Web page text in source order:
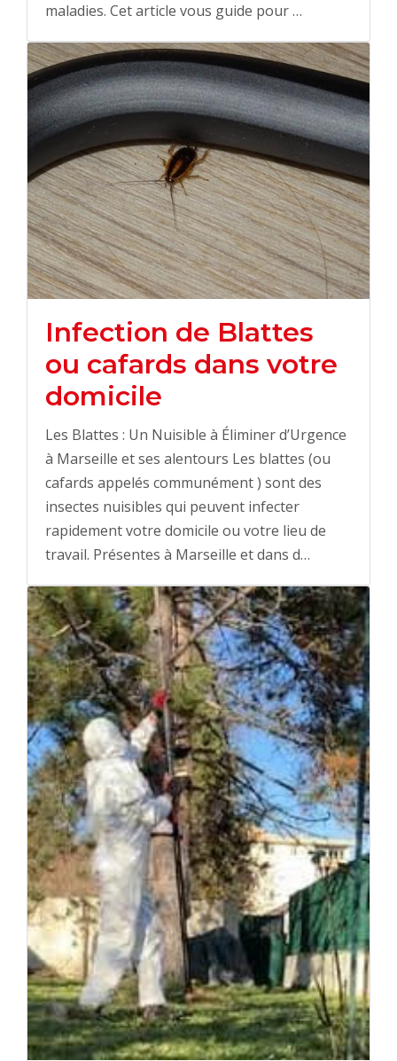
maladies. Cet article vous guide pour …
Infection de Blattes
ou cafards dans votre
domicile
Les Blattes : Un Nuisible à Éliminer d’Urgence
à Marseille et ses alentours Les blattes (ou
cafards appelés communément ) sont des
insectes nuisibles qui peuvent infecter
rapidement votre domicile ou votre lieu de
travail. Présentes à Marseille et dans d…